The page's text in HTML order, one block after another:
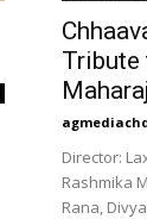
Tribute
Maharaj
Director:
Rashmika
Rana,